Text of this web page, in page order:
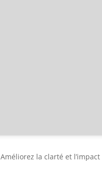
Améliorez la clarté et